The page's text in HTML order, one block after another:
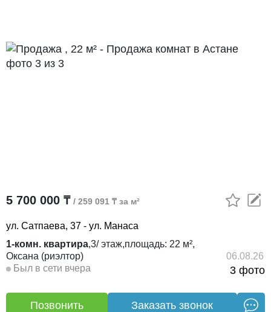
3 фото
5 700 000 ₸ / 259 091 ₸ за м²
ул. Сатпаева, 37 - ул. Манаса
1-комн. квартира,3/ этаж,площадь: 22 м²,
Оксана (риэлтор)
06.08.26
Был в сети вчера
Позвонить Заказать звонок